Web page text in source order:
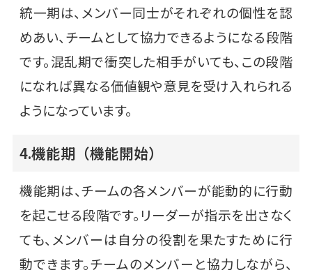
統一期は、メンバー同士がそれぞれの個性を認
めあい、チームとして協力できるようになる段階
です。混乱期で衝突した相手がいても、この段階
になれば異なる価値観や意見を受け入れられる
ようになっています。
4.機能期（機能開始）
機能期は、チームの各メンバーが能動的に行動
を起こせる段階です。リーダーが指示を出さなく
ても、メンバーは自分の役割を果たすために行
動できます。チームのメンバーと協力しながら、